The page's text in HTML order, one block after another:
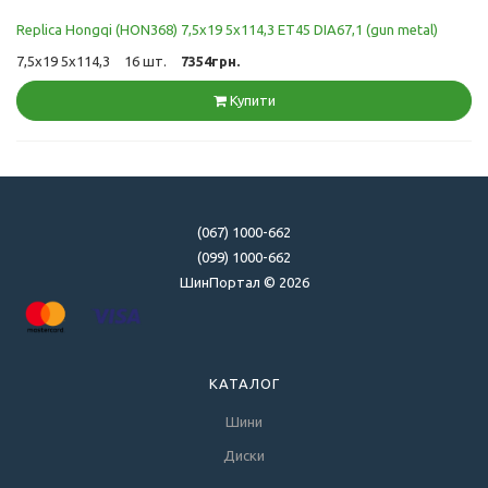
Replica Hongqi (HON368) 7,5x19 5x114,3 ET45 DIA67,1 (gun metal)
7,5x19 5x114,3 16 шт. 7354грн.
Купити
(067) 1000-662
(099) 1000-662
ШинПортал © 2026
КАТАЛОГ
Шини
Диски